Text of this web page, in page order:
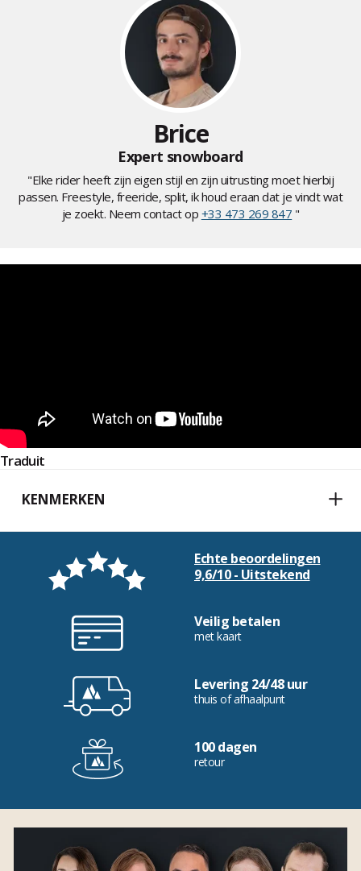
Brice
Expert snowboard
"Elke rider heeft zijn eigen stijl en zijn uitrusting moet hierbij
passen. Freestyle, freeride, split, ik houd eraan dat je vindt wat
je zoekt. Neem contact op +33 473 269 847 "
Traduit
KENMERKEN
Echte beoordelingen
9,6/10 - Uitstekend
Veilig betalen
met kaart
Levering 24/48 uur
thuis of afhaalpunt
100 dagen
retour